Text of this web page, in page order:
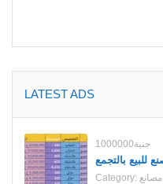
LATEST ADS
1000000جنية
Category: مصانع